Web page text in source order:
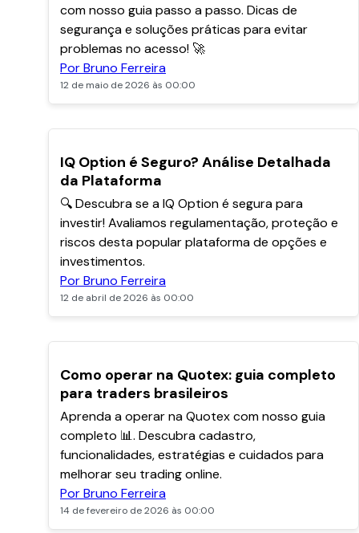
com nosso guia passo a passo. Dicas de
segurança e soluções práticas para evitar
problemas no acesso! 🚀
Por Bruno Ferreira
12 de maio de 2026 às 00:00
POPULARES
IQ Option é Seguro? Análise Detalhada
da Plataforma
🔍 Descubra se a IQ Option é segura para
investir! Avaliamos regulamentação, proteção e
riscos desta popular plataforma de opções e
investimentos.
Por Bruno Ferreira
12 de abril de 2026 às 00:00
POPULARES
Como operar na Quotex: guia completo
para traders brasileiros
Aprenda a operar na Quotex com nosso guia
completo 📊. Descubra cadastro,
funcionalidades, estratégias e cuidados para
melhorar seu trading online.
Por Bruno Ferreira
14 de fevereiro de 2026 às 00:00